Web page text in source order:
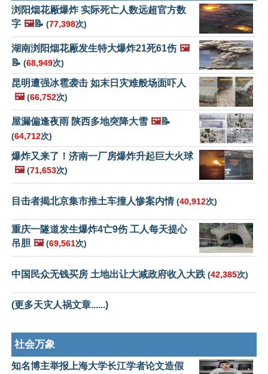
浏阳烟花厰爆炸 实际死亡人数远超官方数
字 🖼️📝 (77,398次)
湖南浏阳烟花厰发生特大爆炸21死61伤 🖼️
📝 (68,949次)
昆明遭强冰雹袭击 如末日灾难般场面吓人
🖼️ (66,752次)
屋漏偏逢夜雨 陕西多地突降大雪 🖼️📝
(64,712次)
爆炸又来了！济南一厂房爆炸升起巨大火球
🖼️ (71,653次)
目击者揭北京集市推土车撞人惨案内情(40,912次)
重庆一隧道发生爆炸4亡9伤 工人每天提心
吊胆 🖼️ (69,561次)
中国民众无钱买房 土地出让大减政府收入大跌 (42,385次)
(更多天灾人祸文章......)
社会万象
知名博主举报上海大学长江学者论文造假